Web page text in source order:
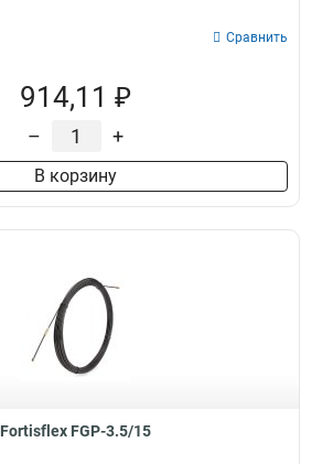
Сравнить
914,11 ₽
– +
В корзину
Fortisflex FGP-3.5/15